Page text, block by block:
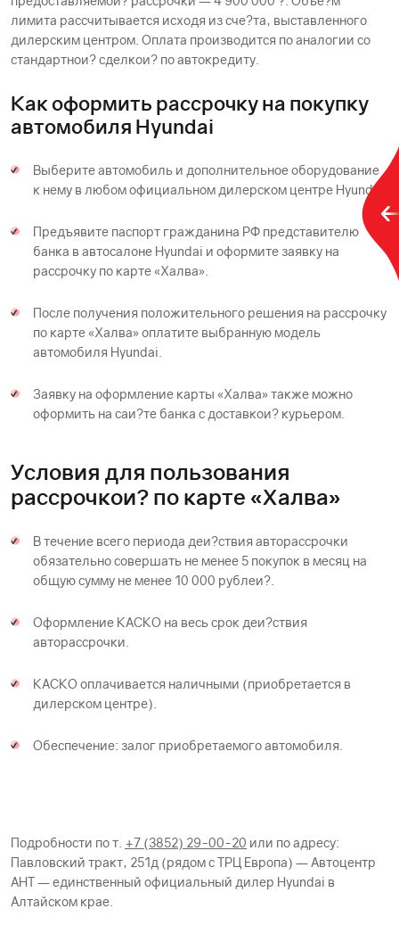
лимита рассчитывается исходя из сче?та, выставленного
дилерским центром. Оплата производится по аналогии со
стандартнои? сделкои? по автокредиту.
Как оформить рассрочку на покупку
автомобиля Hyundai
Выберите автомобиль и дополнительное оборудование
к нему в любом официальном дилерском центре Hyundai.
Предъявите паспорт гражданина РФ представителю
банка в автосалоне Hyundai и оформите заявку на
рассрочку по карте «Халва».
После получения положительного решения на рассрочку
по карте «Халва» оплатите выбранную модель
автомобиля Hyundai.
Заявку на оформление карты «Халва» также можно
оформить на саи?те банка с доставкои? курьером.
Условия для пользования
рассрочкои? по карте «Халва»
В течение всего периода деи?ствия авторассрочки
обязательно совершать не менее 5 покупок в месяц на
общую сумму не менее 10 000 рублеи?.
Оформление КАСКО на весь срок деи?ствия
авторассрочки.
КАСКО оплачивается наличными (приобретается в
дилерском центре).
Обеспечение: залог приобретаемого автомобиля.
Подробности по т. +7 (3852) 29-00-20 или по адресу:
Павловский тракт, 251д (рядом с ТРЦ Европа) — Автоцентр
АНТ — единственный официальный дилер Hyundai в
Алтайском крае.